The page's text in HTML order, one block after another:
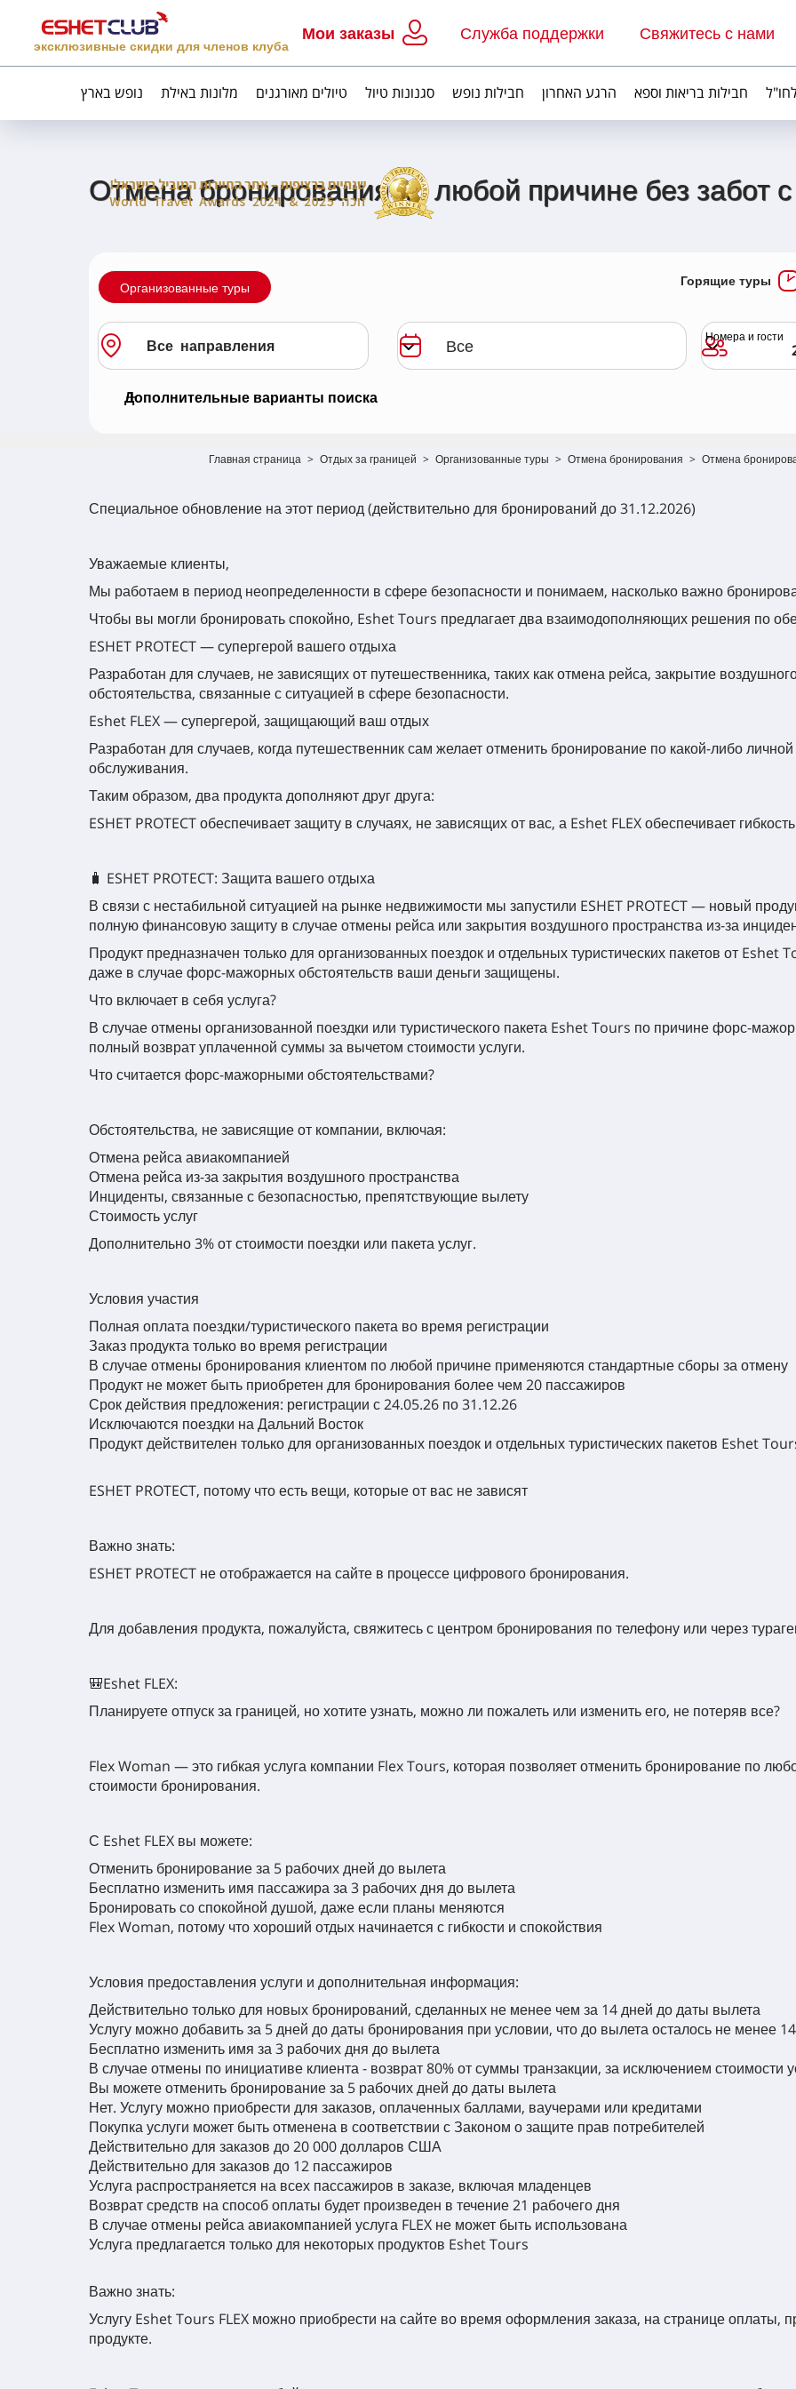
Свяжитесь с нами
Служба поддержки
Мои заказы
эксклюзивные скидки для членов клуба
נופש בארץ מלונות באילת טיולים מאורגנים סגנונות טיול חבילות נופש הרגע האחרון חבילות בריאות וספא
Отмена бронирования по любой причине без забот с
Организованные туры Горящие туры
Номера и гости
Дополнительные варианты поиска
Главная страница > Отдых за границей > Организованные туры > Отмена бронирования > Отмена
Специальное обновление на этот период (действительно для бронирований до 31.12.2026)
Уважаемые клиенты,
Мы работаем в период неопределенности в сфере безопасности и понимаем, насколько важно
Чтобы вы могли бронировать спокойно, Eshet Tours предлагает два взаимодополняющих решения по
ESHET PROTECT — супергерой вашего отдыха
Разработан для случаев, не зависящих от путешественника, таких как отмена рейса, закрытие
обстоятельства, связанные с ситуацией в сфере безопасности.
Eshet FLEX — супергерой, защищающий ваш отдых
Разработан для случаев, когда путешественник сам желает отменить бронирование по какой-либо
обслуживания.
Таким образом, два продукта дополняют друг друга:
ESHET PROTECT обеспечивает защиту в случаях, не зависящих от вас, а Eshet FLEX обеспечивает
🧳 ESHET PROTECT: Защита вашего отдыха
В связи с нестабильной ситуацией на рынке недвижимости мы запустили ESHET PROTECT — новый
полную финансовую защиту в случае отмены рейса или закрытия воздушного пространства из-за
Продукт предназначен только для организованных поездок и отдельных туристических пакетов от Eshet
даже в случае форс-мажорных обстоятельств ваши деньги защищены.
Что включает в себя услуга?
В случае отмены организованной поездки или туристического пакета Eshet Tours по причине форс-
полный возврат уплаченной суммы за вычетом стоимости услуги.
Что считается форс-мажорными обстоятельствами?
Обстоятельства, не зависящие от компании, включая:
Отмена рейса авиакомпанией
Отмена рейса из-за закрытия воздушного пространства
Инциденты, связанные с безопасностью, препятствующие вылету
Стоимость услуг
Дополнительно 3% от стоимости поездки или пакета услуг.
Условия участия
Полная оплата поездки/туристического пакета во время регистрации
Заказ продукта только во время регистрации
В случае отмены бронирования клиентом по любой причине применяются стандартные сборы за отмену
Продукт не может быть приобретен для бронирования более чем 20 пассажиров
Срок действия предложения: регистрации с 24.05.26 по 31.12.26
Исключаются поездки на Дальний Восток
Продукт действителен только для организованных поездок и отдельных туристических пакетов Eshet
ESHET PROTECT, потому что есть вещи, которые от вас не зависят
Важно знать:
ESHET PROTECT не отображается на сайте в процессе цифрового бронирования.
Для добавления продукта, пожалуйста, свяжитесь с центром бронирования по телефону или через
🎒Eshet FLEX:
Планируете отпуск за границей, но хотите узнать, можно ли пожалеть или изменить его, не потеряв все?
Flex Woman — это гибкая услуга компании Flex Tours, которая позволяет отменить бронирование по
стоимости бронирования.
С Eshet FLEX вы можете:
Отменить бронирование за 5 рабочих дней до вылета
Бесплатно изменить имя пассажира за 3 рабочих дня до вылета
Бронировать со спокойной душой, даже если планы меняются
Flex Woman, потому что хороший отдых начинается с гибкости и спокойствия
Условия предоставления услуги и дополнительная информация:
Действительно только для новых бронирований, сделанных не менее чем за 14 дней до даты вылета
Услугу можно добавить за 5 дней до даты бронирования при условии, что до вылета осталось не менее
Бесплатно изменить имя за 3 рабочих дня до вылета
В случае отмены по инициативе клиента - возврат 80% от суммы транзакции, за исключением стоимости
Вы можете отменить бронирование за 5 рабочих дней до даты вылета
Нет. Услугу можно приобрести для заказов, оплаченных баллами, ваучерами или кредитами
Покупка услуги может быть отменена в соответствии с Законом о защите прав потребителей
Действительно для заказов до 20 000 долларов США
Действительно для заказов до 12 пассажиров
Услуга распространяется на всех пассажиров в заказе, включая младенцев
Возврат средств на способ оплаты будет произведен в течение 21 рабочего дня
В случае отмены рейса авиакомпанией услуга FLEX не может быть использована
Услуга предлагается только для некоторых продуктов Eshet Tours
Важно знать:
Услугу Eshet Tours FLEX можно приобрести на сайте во время оформления заказа, на странице оплаты,
продукте.